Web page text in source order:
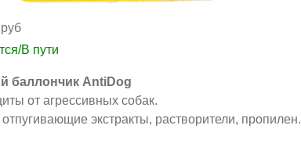
В пути
баллончик AntiDog
от агрессивных собак.
экстракты, растворители, пропилен.